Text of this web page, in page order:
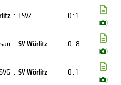
: TSVZ 0 : 1
( )
: SV Wörlitz 0 : 8
( )
SVG : SV Wörlitz 0 : 1
( )